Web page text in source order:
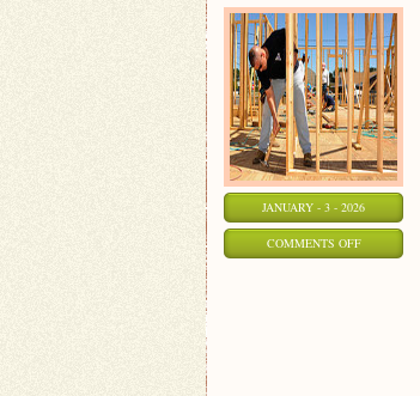
JANUARY - 3 - 2026
COMMENTS OFFON